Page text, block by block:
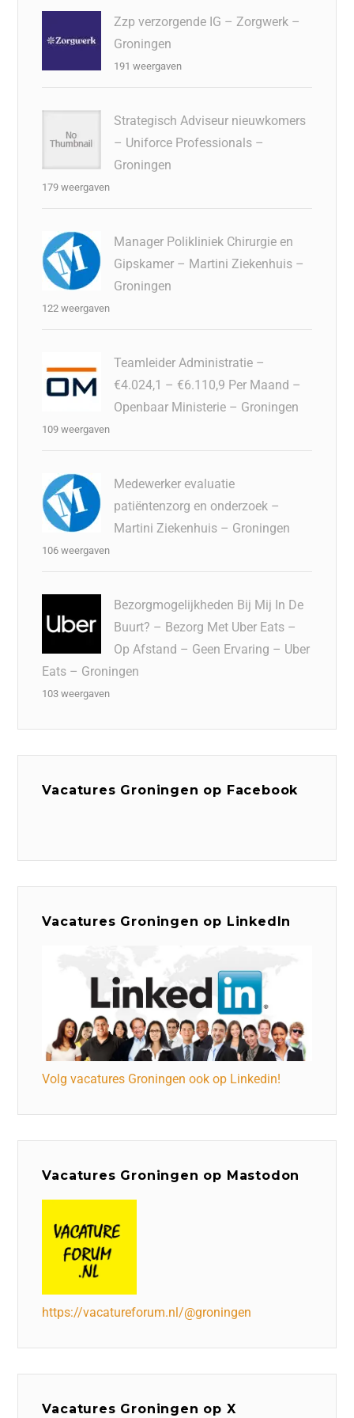
Zzp verzorgende IG – Zorgwerk –
Groningen
191 weergaven
Strategisch Adviseur nieuwkomers
– Uniforce Professionals –
Groningen
179 weergaven
Manager Polikliniek Chirurgie en
Gipskamer – Martini Ziekenhuis –
Groningen
122 weergaven
Teamleider Administratie –
€4.024,1 – €6.110,9 Per Maand –
Openbaar Ministerie – Groningen
109 weergaven
Medewerker evaluatie
patiëntenzorg en onderzoek –
Martini Ziekenhuis – Groningen
106 weergaven
Bezorgmogelijkheden Bij Mij In De
Buurt? – Bezorg Met Uber Eats –
Op Afstand – Geen Ervaring – Uber
Eats – Groningen
103 weergaven
Vacatures Groningen op Facebook
Vacatures Groningen op LinkedIn
Volg vacatures Groningen ook op Linkedin!
Vacatures Groningen op Mastodon
https://vacatureforum.nl/@groningen
Vacatures Groningen op X